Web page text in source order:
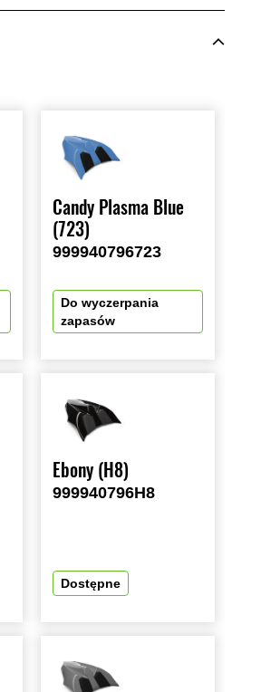
Candy Plasma Blue
(723)
999940796723
Do wyczerpania
zapasów
Ebony (H8)
999940796H8
Dostępne